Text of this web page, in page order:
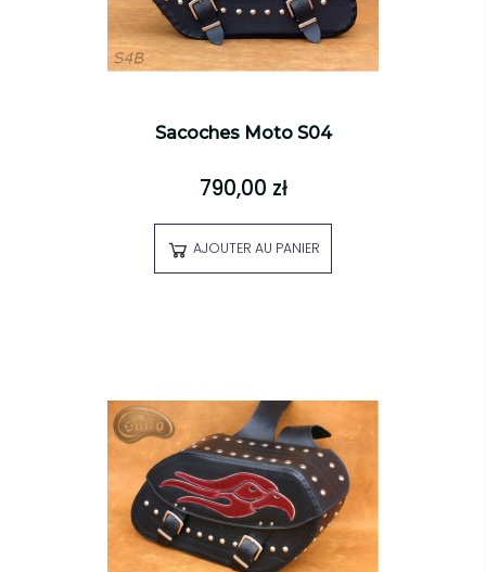
Sacoches Moto S04
790,00 zł
AJOUTER AU PANIER